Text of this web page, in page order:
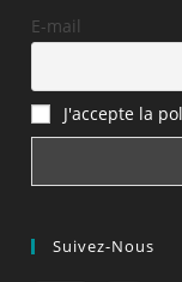
E-mail
J'accepte la
Suivez-Nous